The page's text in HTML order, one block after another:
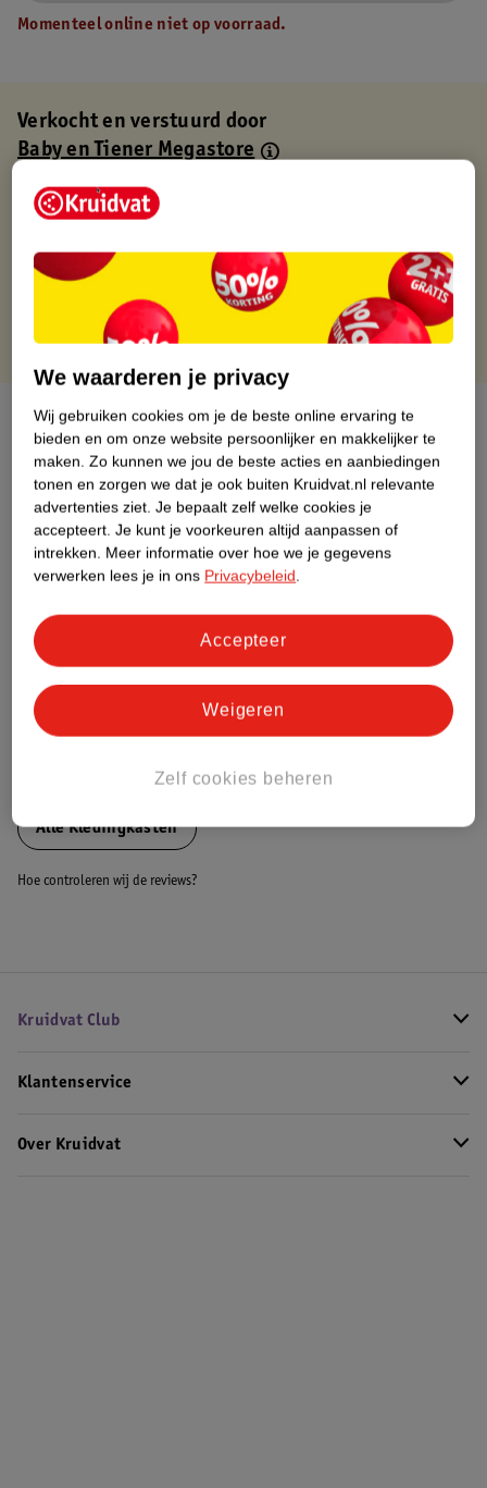
Momenteel online niet op voorraad.
Verkocht en verstuurd door
Baby en Tiener Megastore
Binnen 1 werkdag verstuurd
Gratis thuisbezorgd
Gratis retourneren via verkooppartner.
Gratis punten met je Kruidvat kaart
Over dit product
Productinformatie
Nature Impact Score
Dit product heeft (nog) geen Nature
Impact Score.
Meer informatie
Bestel & Bezorginformatie
Alle Kledingkasten
Hoe controleren wij de reviews?
Kruidvat Club
Klantenservice
Over Kruidvat
We waarderen je privacy
Wij gebruiken cookies om je de beste online ervaring te
bieden en om onze website persoonlijker en makkelijker te
maken. Zo kunnen we jou de beste acties en aanbiedingen
tonen en zorgen we dat je ook buiten Kruidvat.nl relevante
advertenties ziet. Je bepaalt zelf welke cookies je
accepteert. Je kunt je voorkeuren altijd aanpassen of
intrekken. Meer informatie over hoe we je gegevens
verwerken lees je in ons Privacybeleid.
Zelf cookies beheren
Weigeren
Accepteer